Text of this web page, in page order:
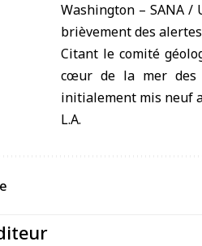
Washington – SANA
brièvement des
Citant le comité
cœur de la mer des
initialement mis neuf
L.A.